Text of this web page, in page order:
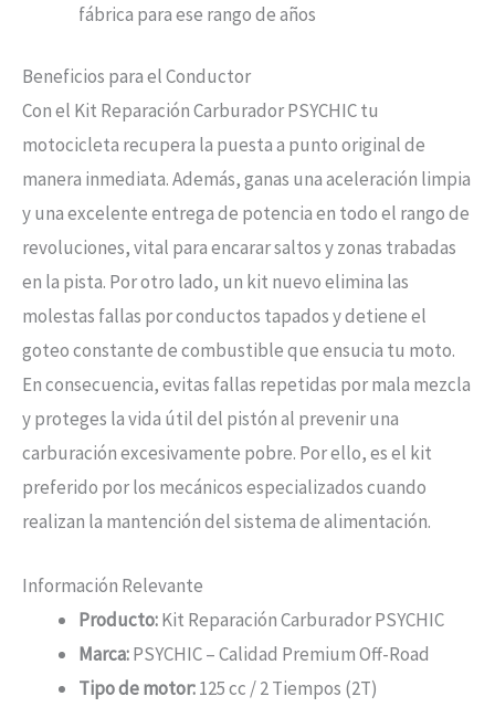
fábrica para ese rango de años
Beneficios para el Conductor
Con el Kit Reparación Carburador PSYCHIC tu
motocicleta recupera la puesta a punto original de
manera inmediata. Además, ganas una aceleración limpia
y una excelente entrega de potencia en todo el rango de
revoluciones, vital para encarar saltos y zonas trabadas
en la pista. Por otro lado, un kit nuevo elimina las
molestas fallas por conductos tapados y detiene el
goteo constante de combustible que ensucia tu moto.
En consecuencia, evitas fallas repetidas por mala mezcla
y proteges la vida útil del pistón al prevenir una
carburación excesivamente pobre. Por ello, es el kit
preferido por los mecánicos especializados cuando
realizan la mantención del sistema de alimentación.
Información Relevante
Producto:Kit Reparación Carburador PSYCHIC
Marca:PSYCHIC – Calidad Premium Off-Road
Tipo de motor:125 cc / 2 Tiempos (2T)